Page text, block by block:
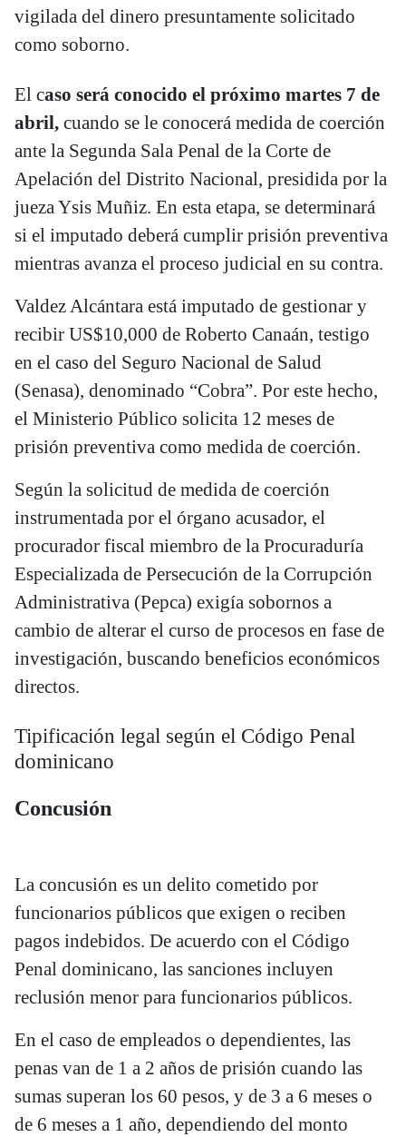
vigilada del dinero presuntamente solicitado
como soborno.
El caso será conocido el próximo martes 7 de
abril, cuando se le conocerá medida de coerción
ante la Segunda Sala Penal de la Corte de
Apelación del Distrito Nacional, presidida por la
jueza Ysis Muñiz. En esta etapa, se determinará
si el imputado deberá cumplir prisión preventiva
mientras avanza el proceso judicial en su contra.
Valdez Alcántara está imputado de gestionar y
recibir US$10,000 de Roberto Canaán, testigo
en el caso del Seguro Nacional de Salud
(Senasa), denominado “Cobra”. Por este hecho,
el Ministerio Público solicita 12 meses de
prisión preventiva como medida de coerción.
Según la solicitud de medida de coerción
instrumentada por el órgano acusador, el
procurador fiscal miembro de la Procuraduría
Especializada de Persecución de la Corrupción
Administrativa (Pepca) exigía sobornos a
cambio de alterar el curso de procesos en fase de
investigación, buscando beneficios económicos
directos.
Tipificación legal según el Código Penal
dominicano
Concusión
La concusión es un delito cometido por
funcionarios públicos que exigen o reciben
pagos indebidos. De acuerdo con el Código
Penal dominicano, las sanciones incluyen
reclusión menor para funcionarios públicos.
En el caso de empleados o dependientes, las
penas van de 1 a 2 años de prisión cuando las
sumas superan los 60 pesos, y de 3 a 6 meses o
de 6 meses a 1 año, dependiendo del monto